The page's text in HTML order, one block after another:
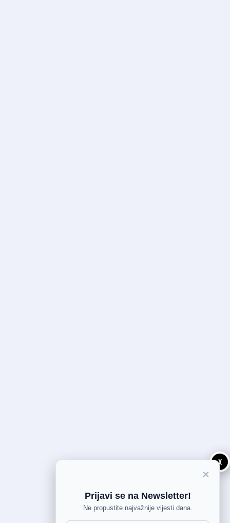
X
×
Prijavi se na Newsletter!
Ne propustite najvažnije vijesti dana.